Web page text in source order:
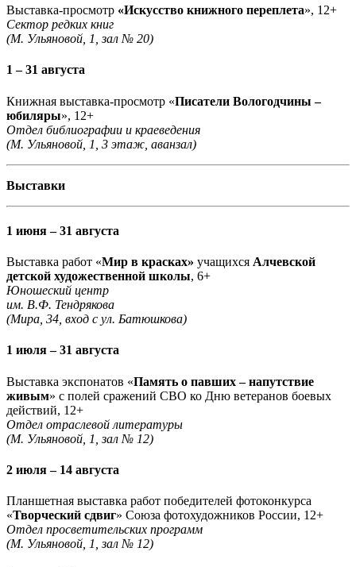
Выставка-просмотр «Искусство книжного переплета», 12+
Сектор редких книг
(М. Ульяновой, 1, зал № 20)
1 – 31 августа
Книжная выставка-просмотр «Писатели Вологодчины –
юбиляры», 12+
Отдел библиографии и краеведения
(М. Ульяновой, 1, 3 этаж, аванзал)
Выставки
1 июня – 31 августа
Выставка работ «Мир в красках» учащихся Алчевской
детской художественной школы, 6+
Юношеский центр
им. В.Ф. Тендрякова
(Мира, 34, вход с ул. Батюшкова)
1 июля – 31 августа
Выставка экспонатов «Память о павших – напутствие
живым» с полей сражений СВО ко Дню ветеранов боевых
действий, 12+
Отдел отраслевой литературы
(М. Ульяновой, 1, зал № 12)
2 июля – 14 августа
Планшетная выставка работ победителей фотоконкурса
«Творческий сдвиг» Союза фотохудожников России, 12+
Отдел просветительских программ
(М. Ульяновой, 1, зал № 12)